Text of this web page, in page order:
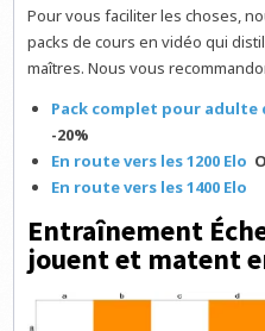
Pour vous faciliter les choses,
packs de cours en vidéo qui
maîtres. Nous vous
Pack complet pour
-20%
En route vers les 1200 Elo
En route vers les 1400 Elo
Entraînement
jouent et matent